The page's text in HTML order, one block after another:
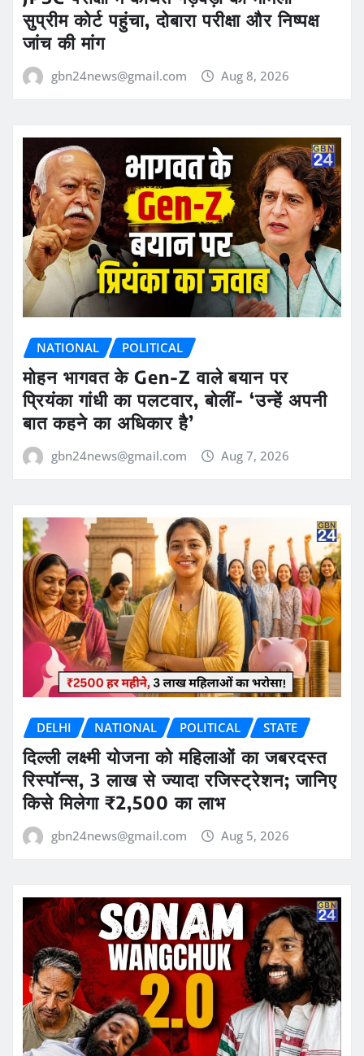
सुप्रीम कोर्ट पहुंचा, दोबारा परीक्षा और निष्पक्ष
जांच की मांग
gbn24news@gmail.com Aug 8, 2026
NATIONAL POLITICAL
मोहन भागवत के Gen-Z वाले बयान पर
प्रियंका गांधी का पलटवार, बोलीं- ‘उन्हें अपनी
बात कहने का अधिकार है’
gbn24news@gmail.com Aug 7, 2026
DELHI NATIONAL POLITICAL STATE
दिल्ली लक्ष्मी योजना को महिलाओं का जबरदस्त
रिस्पॉन्स, 3 लाख से ज्यादा रजिस्ट्रेशन; जानिए
किसे मिलेगा ₹2,500 का लाभ
gbn24news@gmail.com Aug 5, 2026